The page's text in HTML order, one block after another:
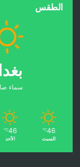
الطقس
سماء
46
℃
السبت
46
℃
الأحد